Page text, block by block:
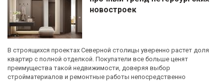
новостроек
В строящихся проектах Северной столицы уверенно растет доля
квартир с полной отделкой. Покупатели все больше ценят
преимущества такой недвижимости, доверяя выбор
стройматериалов и ремонтные работы непосредственно